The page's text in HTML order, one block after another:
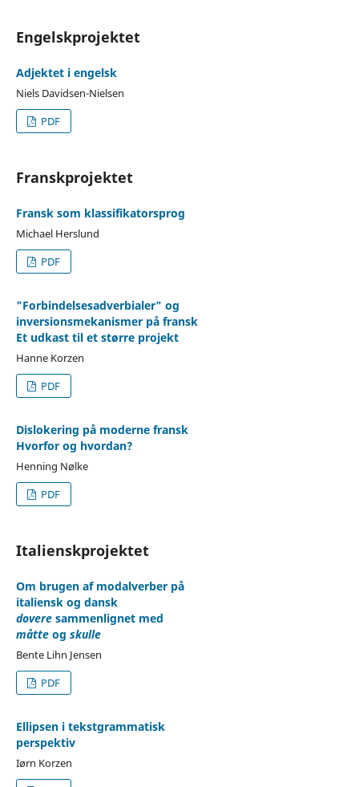
Engelskprojektet
Adjektet i engelsk
Niels Davidsen-Nielsen
PDF
Franskprojektet
Fransk som klassifikatorsprog
Michael Herslund
PDF
"Forbindelsesadverbialer" og
inversionsmekanismer på fransk
Et udkast til et større projekt
Hanne Korzen
PDF
Dislokering på moderne fransk
Hvorfor og hvordan?
Henning Nølke
PDF
Italienskprojektet
Om brugen af modalverber på
italiensk og dansk
doveresammenlignet med
måtteog skulle
Bente Lihn Jensen
PDF
Ellipsen i tekstgrammatisk
perspektiv
Iørn Korzen